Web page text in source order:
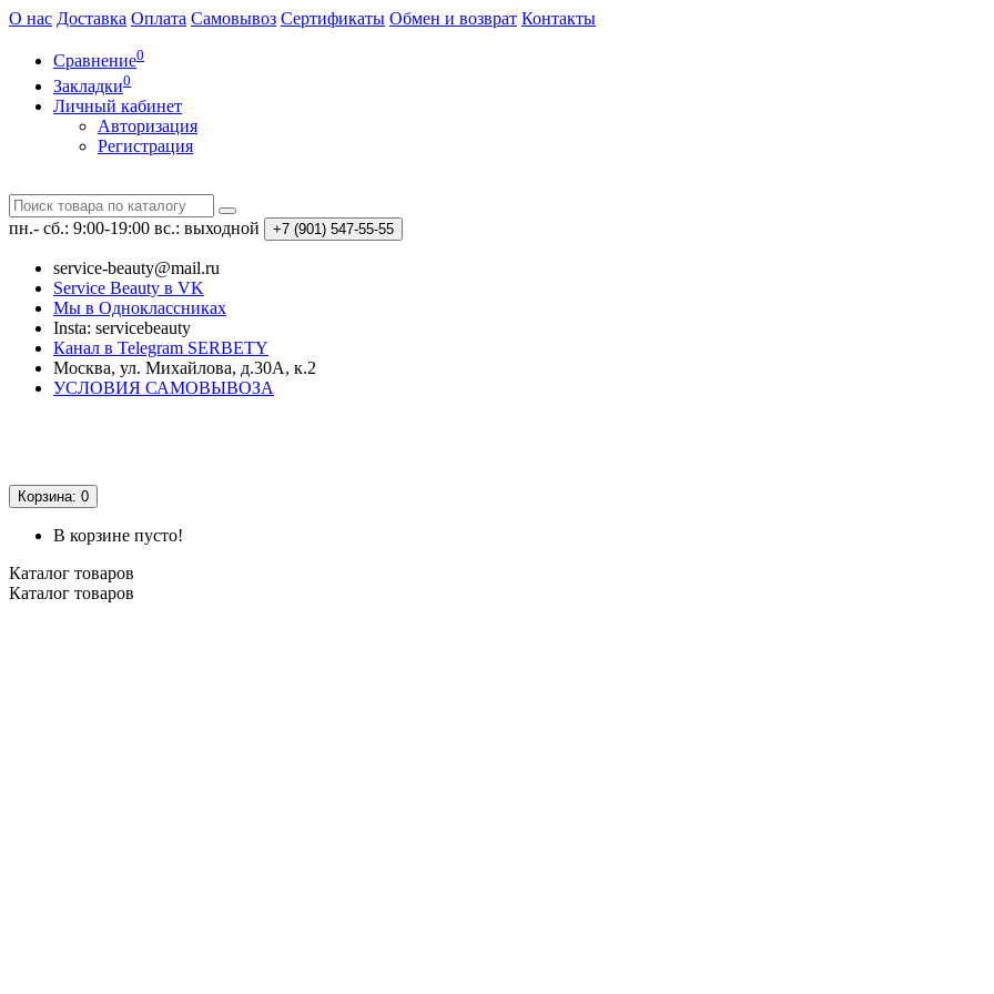
О нас Доставка Оплата Самовывоз Сертификаты Обмен и возврат Контакты
Сравнение0
Закладки0
Личный кабинет
Авторизация
Регистрация
пн.- сб.: 9:00-19:00 вс.: выходной +7 (901) 547-55-55
service-beauty@mail.ru
Service Beauty в VK
Мы в Одноклассниках
Insta: servicebeauty
Канал в Telegram SERBETY
Москва, ул. Михайлова, д.30А, к.2
УСЛОВИЯ САМОВЫВОЗА
Корзина: 0
В корзине пусто!
Каталог товаров
Каталог товаров